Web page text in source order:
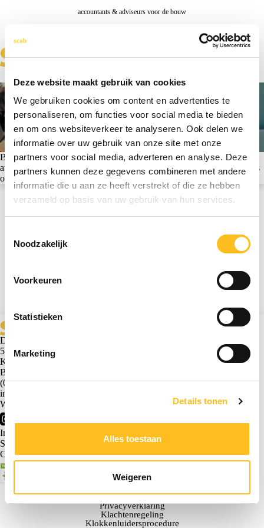
Deze website maakt gebruik van cookies
We gebruiken cookies om content en advertenties te
personaliseren, om functies voor social media te bieden
en om ons websiteverkeer te analyseren. Ook delen we
informatie over uw gebruik van onze site met onze
partners voor social media, adverteren en analyse. Deze
partners kunnen deze gegevens combineren met andere
informatie die u aan ze heeft verstrekt of die ze hebben
verzameld op basis van uw gebruik van hun services.
Noodzakelijk
Voorkeuren
Statistieken
Marketing
Details tonen
Alles toestaan
Weigeren
accountants & adviseurs voor de bouw
Bedankt voor je inschrijving!
Bedankt voor je inschrijving voor de training! Je ontvangt een
automatische bevestiging op het emailadres dat je hebt ingevuld. Niets
ontvangen? Controleer dan je map ‘Ongewenste mail’.
Dr. Hub van Doorneweg 161
5026 RC Tilburg
KvK. 18017863
Btw. NL0092.05.950.B01
(013) 583 66 66
info@scabadvies.nl
Werken bij Scab
Inloggen Scab
ScabSupport (AnyDesk)
Certificeringen & awards
Algemene voorwaarden
Privacyverklaring
Klachtenregeling
Klokkenluidersprocedure